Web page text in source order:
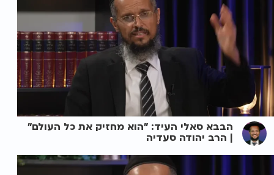
הבבא סאלי העיד: "הוא מחזיק את כל העולם"
| הרב יהודה סעדיה